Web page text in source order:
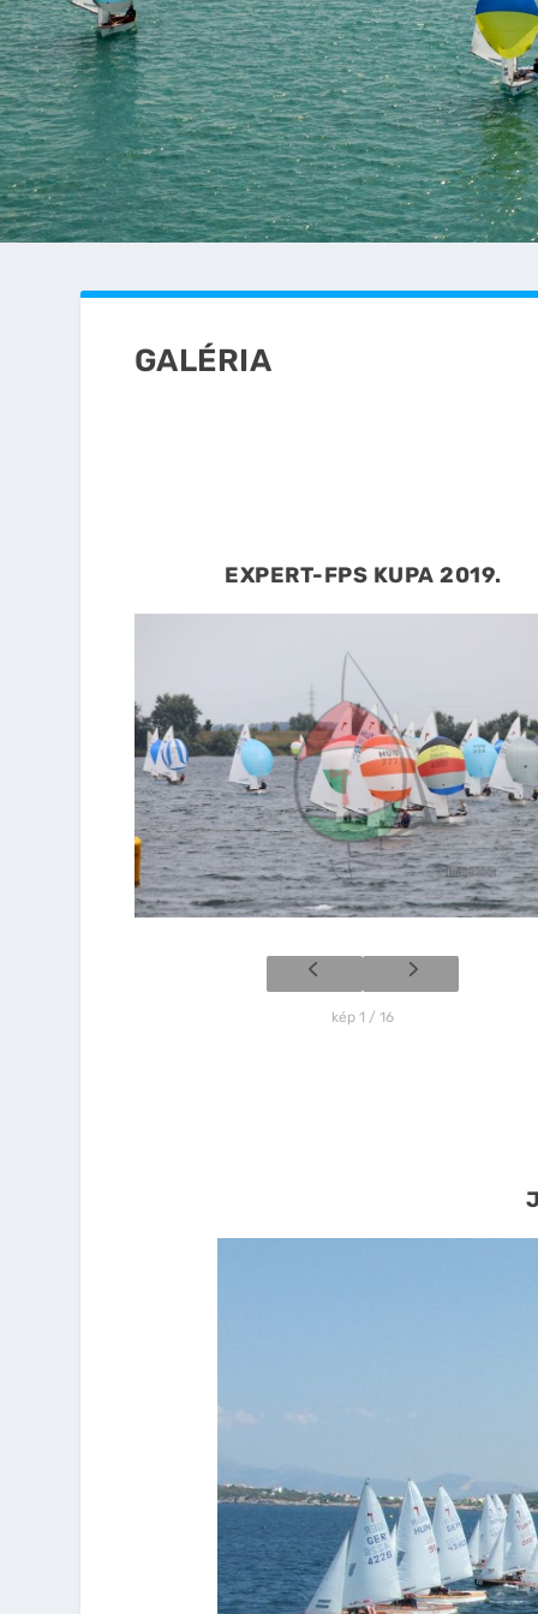
GALÉRIA
EXPERT-FPS KUPA 2019.
kép 1 / 16